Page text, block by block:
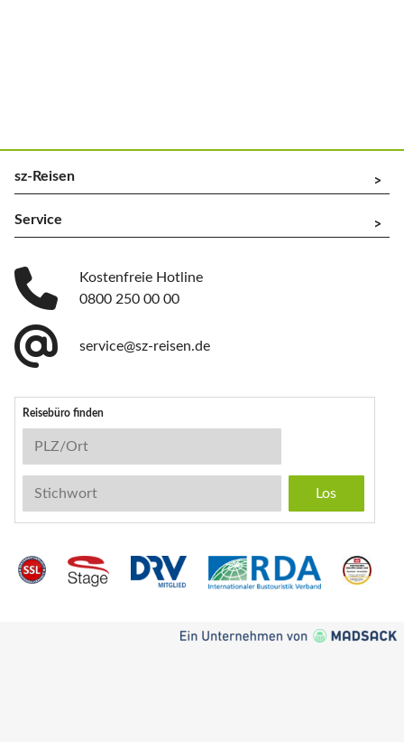
sz-Reisen ^
Service ^
Kostenfreie Hotline
0800 250 00 00
service@sz-reisen.de
Reisebüro finden
Reisebüro-Suche
PLZ/Ort